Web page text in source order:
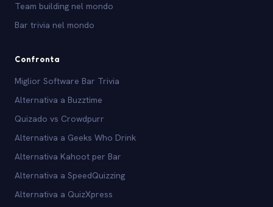
Team building nel mondo
Bar trivia nel mondo
Confronta
Miglior Software Bar Trivia
Alternativa a Buzztime
Quizado vs Crowdpurr
Alternativa a Geeks Who Drink
Alternativa Kahoot per Bar
Alternativa a SpeedQuizzing
Alternativa a QuizXpress